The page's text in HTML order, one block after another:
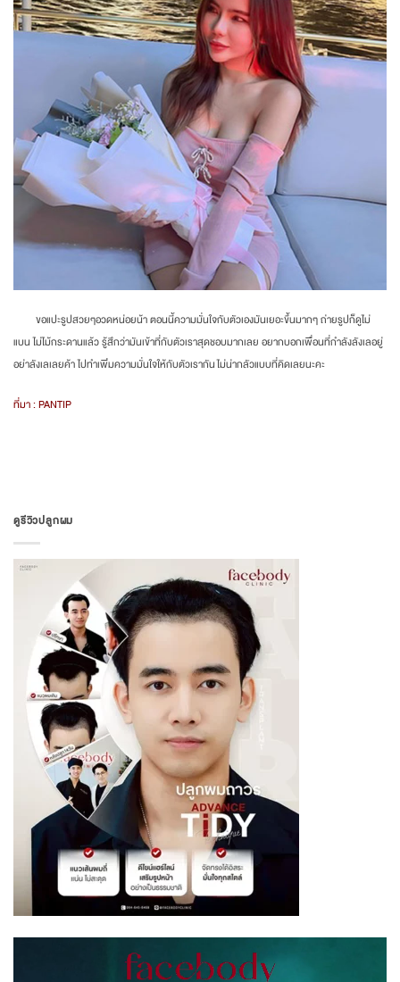
ขอแปะรูปสวยๆอวดหน่อยน้า ตอนนี้ความมั่นใจกับตัวเองมันเยอะขึ้นมากๆ ถ่ายรูปก็ดูไม่
แบน ไม่ไม้กระดานแล้ว รู้สึกว่ามันเข้าที่กับตัวเราสุดชอบมากเลย อยากบอกเพื่อนที่กำลังลังเลอยู่
อย่าลังเลเลยค้า ไปทำเพิ่มความมั่นใจให้กับตัวเรากัน ไม่น่ากลัวแบบที่คิดเลยนะคะ
ที่มา : PANTIP
ดูรีวิวปลูกผม